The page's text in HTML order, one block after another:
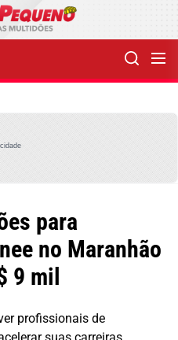
para
no Maranhão
9 mil
profissionais de
suas carreiras